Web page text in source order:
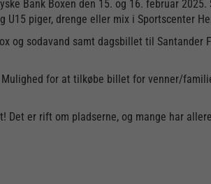
Bank Boxen den 15. og 16. februar
piger, drenge eller mix i Sportscenter
og sodavand samt dagsbillet til Santander
for at tilkøbe billet for venner/
er rift om pladserne, og mange har